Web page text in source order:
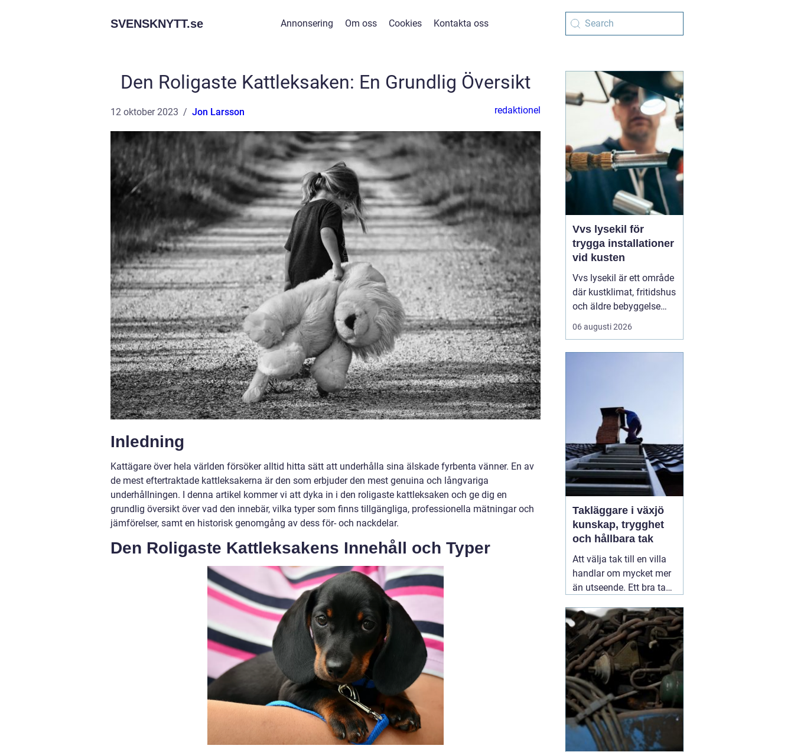
SVENSKNYTT.se Annonsering Om oss Cookies Kontakta oss
Den Roligaste Kattleksaken: En Grundlig Översikt
12 oktober 2023 Jon Larsson redaktionel
Inledning
Kattägare över hela världen försöker alltid hitta sätt att underhålla sina älskade fyrbenta vänner. En av
de mest eftertraktade kattleksakerna är den som erbjuder den mest genuina och långvariga
underhållningen. I denna artikel kommer vi att dyka in i den roligaste kattleksaken och ge dig en
grundlig översikt över vad den innebär, vilka typer som finns tillgängliga, professionella mätningar och
jämförelser, samt en historisk genomgång av dess för- och nackdelar.
Den Roligaste Kattleksakens Innehåll och Typer
Vvs lysekil för
trygga installationer
vid kusten
Vvs lysekil är ett område
där kustklimat, fritidshus
och äldre bebyggelse
ställer extra höga krav
på rörarbeten,
av återkommande
säsongsproblem, akuta
läckage och behov...
06 augusti 2026
Takläggare i växjö
kunskap, trygghet
och hållbara tak
Att välja tak till en villa
handlar om mycket mer
än utseende. Ett bra tak
snö, blåst och fukt, och
påverkar både
inomhusklimat och
ekonomi. I en stad med
skiftande väder som
Växjö blir valet av
material, utförande05
augusti 2026